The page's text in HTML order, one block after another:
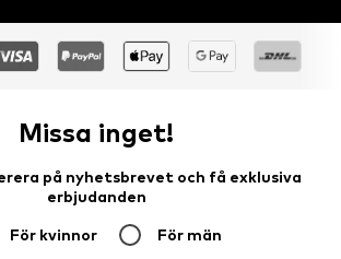
Missa inget!
på nyhetsbrevet och få exklusiva
erbjudanden
För kvinnor För män